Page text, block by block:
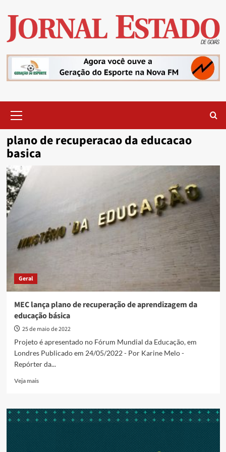
content
Menu
plano de recuperacao da educacao
basica
Geral
MEC lança plano de recuperação de aprendizagem da
educação básica
25 de maio de 2022
Projeto é apresentado no Fórum Mundial da Educação, em
Londres Publicado em 24/05/2022 - Por Karine Melo -
Repórter da...
Veja maisRead
MEC
lança